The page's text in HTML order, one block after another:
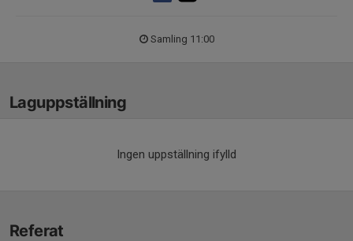
Samling 11:00
Laguppställning
Ingen uppställning ifylld
Referat